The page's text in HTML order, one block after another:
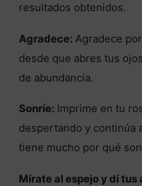
resultados obtenidos.
Agradece: Agradece
desde que abres tus
de abundancia.
Sonríe: Imprime en tu
despertando y continúa
tiene mucho por qué
Mírate al espejo y dí